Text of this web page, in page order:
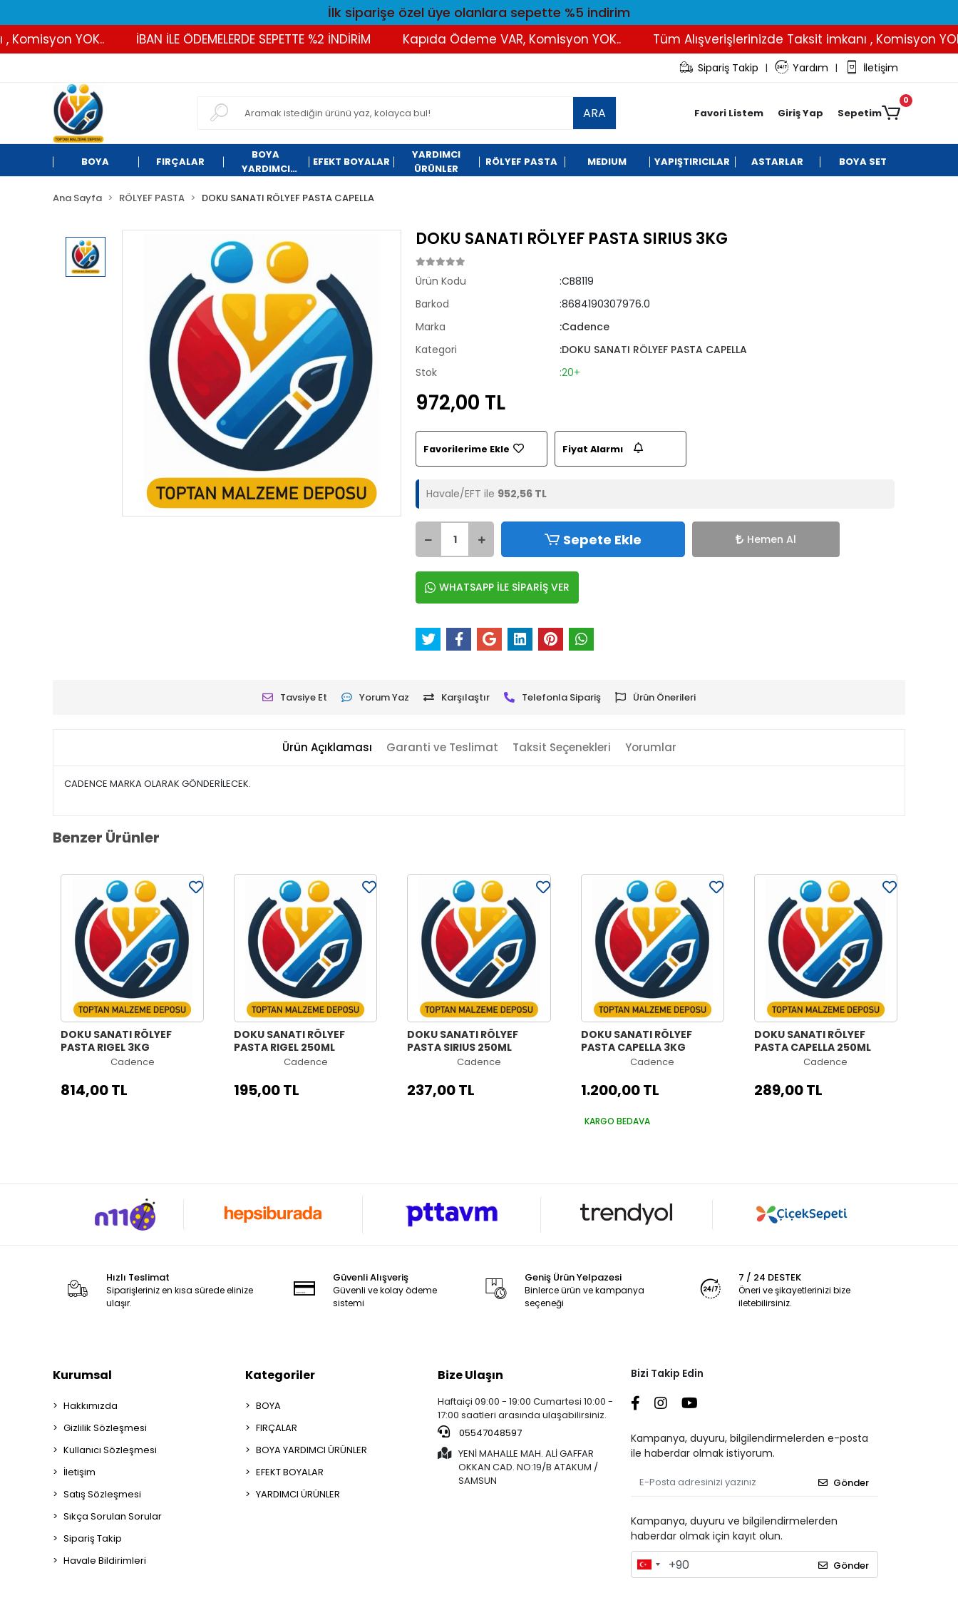
İlk siparişe özel üye olanlara sepette %5 indirim
YOK.. İBAN İLE ÖDEMELERDE SEPETTE %2 İNDİRİM Kapıda Ödeme VAR, Komisyon YOK.. Tüm Alışverişlerinizde Taksit imkanı , Komisyon YOK..
Sipariş Takip | Yardım | İletişim
ARA Favori Listem Giriş Yap Sepetim
0
BOYA FIRÇALAR
BOYA
YARDIMCI
EFEKT BOYALAR
YARDIMCI
ÜRÜNLER
RÖLYEF PASTA MEDIUM YAPIŞTIRICILAR ASTARLAR BOYA SET
Ana Sayfa RÖLYEF PASTA DOKU SANATI RÖLYEF PASTA CAPELLA
DOKU SANATI RÖLYEF PASTA SIRIUS 3KG
Ürün Kodu
:CB8119
Barkod
:8684190307976.0
Marka
:Cadence
Kategori
:DOKU SANATI RÖLYEF PASTA CAPELLA
Stok
:20+
972,00 TL
Favorilerime Ekle Fiyat Alarmı
Havale/EFT ile 952,56 TL
Sepete Ekle Hemen Al
WHATSAPP İLE SİPARİŞ VER
Tavsiye Et Yorum Yaz Karşılaştır Telefonla Sipariş Ürün Önerileri
Ürün Açıklaması Garanti ve Teslimat Taksit Seçenekleri Yorumlar
CADENCE MARKA OLARAK GÖNDERİLECEK.
Benzer Ürünler
DOKU SANATI RÖLYEF
PASTA RIGEL 3KG
Cadence
814,00 TL
DOKU SANATI RÖLYEF
PASTA RIGEL 250ML
Cadence
195,00 TL
DOKU SANATI RÖLYEF
PASTA SIRIUS 250ML
Cadence
237,00 TL
DOKU SANATI RÖLYEF
PASTA CAPELLA 3KG
Cadence
1.200,00 TL
KARGO BEDAVA
DOKU SANATI RÖLYEF
PASTA CAPELLA 250ML
Cadence
289,00 TL
Hızlı Teslimat
Siparişleriniz en kısa sürede elinize
ulaşır.
Güvenli Alışveriş
Güvenli ve kolay ödeme
sistemi
Geniş Ürün Yelpazesi
Binlerce ürün ve kampanya
seçeneği
7 / 24 DESTEK
Öneri ve şikayetlerinizi bize
iletebilirsiniz.
Kurumsal
Hakkımızda
Gizlilik Sözleşmesi
Kullanıcı Sözleşmesi
İletişim
Satış Sözleşmesi
Sıkça Sorulan Sorular
Sipariş Takip
Havale Bildirimleri
Kategoriler
BOYA
FIRÇALAR
BOYA YARDIMCI ÜRÜNLER
EFEKT BOYALAR
YARDIMCI ÜRÜNLER
Bize Ulaşın
Haftaiçi 09:00 - 19:00 Cumartesi 10:00 -
17:00 saatleri arasında ulaşabilirsiniz.
05547048597
YENİ MAHALLE MAH. ALİ GAFFAR
OKKAN CAD. NO:19/B ATAKUM /
SAMSUN
Bizi Takip Edin
Kampanya, duyuru, bilgilendirmelerden e-posta
ile haberdar olmak istiyorum.
Gönder
Kampanya, duyuru ve bilgilendirmelerden
haberdar olmak için kayıt olun.
Gönder